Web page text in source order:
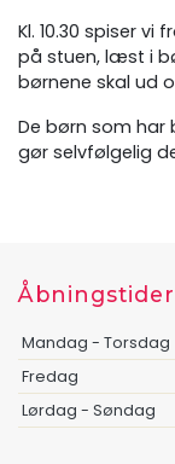
Kl. 10.30 spiser
på stuen, læst i
børnene skal ud
De børn som
gør selvfølgelig
Åbningstider
Mandag - Torsdag
Fredag
Lørdag - Søndag